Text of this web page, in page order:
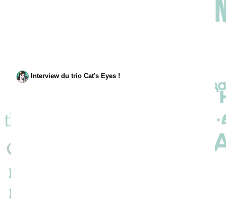
Interview du trio Cat's Eyes !